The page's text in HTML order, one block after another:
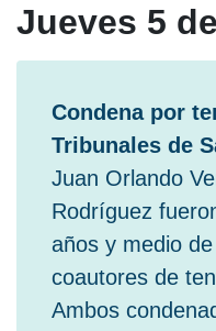
Jueves 5
Condena por
Tribunales de
Juan Orlando
Rodríguez
años y medio
coautores de
Ambos